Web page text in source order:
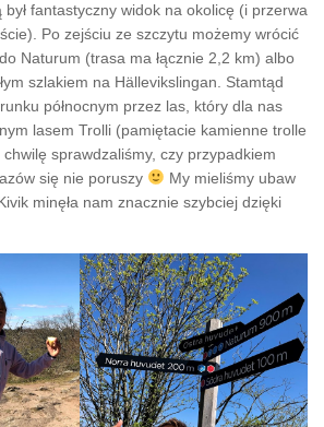
fantastyczny widok na okolicę (i przerwa
Po zejściu ze szczytu możemy wrócić
Naturum (trasa ma łącznie 2,2 km) albo
szlakiem na Hällevikslingan. Stamtąd
północnym przez las, który dla nas
lasem Trolli (pamiętacie kamienne trolle
chwilę sprawdzaliśmy, czy przypadkiem
się nie poruszy
My mieliśmy ubaw
minęła nam znacznie szybciej dzięki